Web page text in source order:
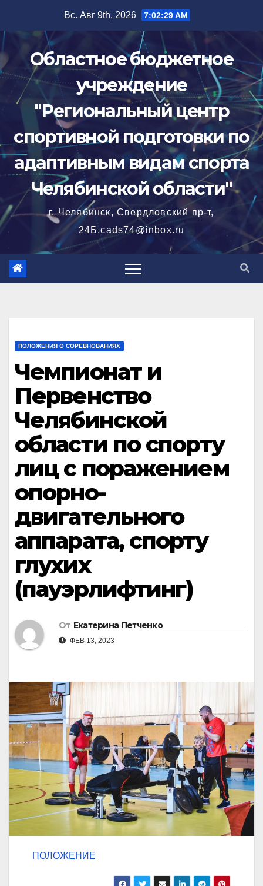
содержимому
Вс. Авг 9th, 2026 7:02:31 AM
Областное бюджетное
учреждение
"Региональный центр
спортивной подготовки по
адаптивным видам спорта
Челябинской области"
г. Челябинск, Свердловский пр-т,
24Б,cads74@inbox.ru
ПОЛОЖЕНИЯ О СОРЕВНОВАНИЯХ
Чемпионат и
Первенство
Челябинской
области по спорту
лиц с поражением
опорно-
двигательного
аппарата, спорту
глухих
(пауэрлифтинг)
От Екатерина Петченко
ФЕВ 13, 2023
ПОЛОЖЕНИЕ